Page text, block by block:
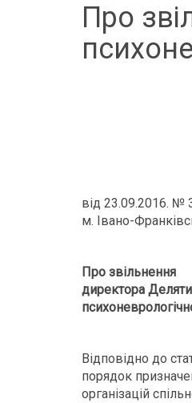
Про
від 23.09.2016. №
м. Івано-
Про звільнення
директора
Відповідно до
порядок
організацій